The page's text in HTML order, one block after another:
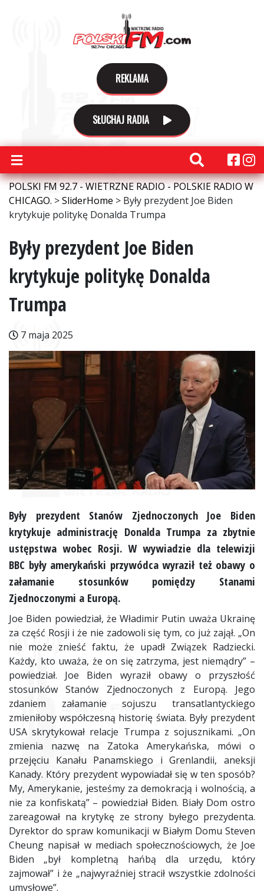
REKLAMA
SŁUCHAJ RADIA
POLSKI FM 92.7 - WIETRZNE RADIO - POLSKIE RADIO W
CHICAGO. >SliderHome > Były prezydent Joe Biden
krytykuje politykę Donalda Trumpa
Były prezydent Joe Biden
krytykuje politykę Donalda
Trumpa
7 maja 2025
Były prezydent Stanów Zjednoczonych Joe Biden
krytykuje administrację Donalda Trumpa za zbytnie
ustępstwa wobec Rosji. W wywiadzie dla telewizji
BBC były amerykański przywódca wyraził też obawy o
załamanie stosunków pomiędzy Stanami
Zjednoczonymi a Europą.
Joe Biden powiedział, że Władimir Putin uważa Ukrainę
za część Rosji i że nie zadowoli się tym, co już zajął. „On
nie może znieść faktu, że upadł Związek Radziecki.
Każdy, kto uważa, że on się zatrzyma, jest niemądry” –
powiedział. Joe Biden wyraził obawy o przyszłość
stosunków Stanów Zjednoczonych z Europą. Jego
zdaniem załamanie sojuszu transatlantyckiego
zmieniłoby współczesną historię świata. Były prezydent
USA skrytykował relacje Trumpa z sojusznikami. „On
zmienia nazwę na Zatoka Amerykańska, mówi o
przejęciu Kanału Panamskiego i Grenlandii, aneksji
Kanady. Który prezydent wypowiadał się w ten sposób?
My, Amerykanie, jesteśmy za demokracją i wolnością, a
nie za konfiskatą” – powiedział Biden. Biały Dom ostro
zareagował na krytykę ze strony byłego prezydenta.
Dyrektor do spraw komunikacji w Białym Domu Steven
Cheung napisał w mediach społecznościowych, że Joe
Biden „był kompletną hańbą dla urzędu, który
zajmował” i że „najwyraźniej stracił wszystkie zdolności
umysłowe”.